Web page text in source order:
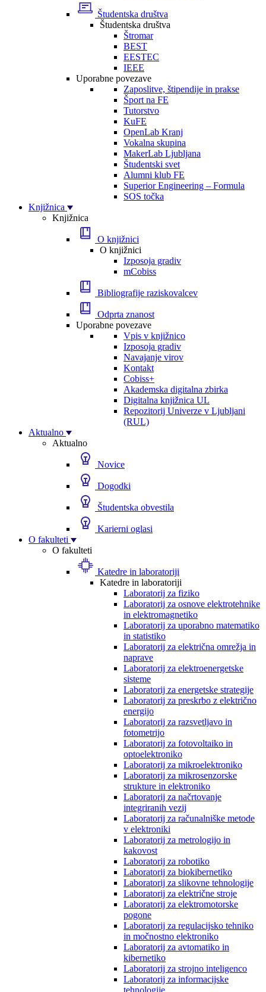
Študentska društva
Študentska društva
Štromar
BEST
EESTEC
IEEE
Uporabne povezave
Zaposlitve, štipendije in prakse
Šport na FE
Tutorstvo
KuFE
OpenLab Kranj
Vokalna skupina
MakerLab Ljubljana
Študentski svet
Alumni klub FE
Superior Engineering – Formula
SOS točka
Knjižnica
Knjižnica
O knjižnici
O knjižnici
Izposoja gradiv
mCobiss
Bibliografije raziskovalcev
Odprta znanost
Uporabne povezave
Vpis v knjižnico
Izposoja gradiv
Navajanje virov
Kontakt
Cobiss+
Akademska digitalna zbirka
Digitalna knjižnica UL
Repozitorij Univerze v Ljubljani
(RUL)
Aktualno
Aktualno
Novice
Dogodki
Študentska obvestila
Karierni oglasi
O fakulteti
O fakulteti
Katedre in laboratoriji
Katedre in laboratoriji
Laboratorij za fiziko
Laboratorij za osnove elektrotehnike
in elektromagnetiko
Laboratorij za uporabno matematiko
in statistiko
Laboratorij za električna omrežja in
naprave
Laboratorij za elektroenergetske
sisteme
Laboratorij za energetske strategije
Laboratorij za preskrbo z električno
energijo
Laboratorij za razsvetljavo in
fotometrijo
Laboratorij za fotovoltaiko in
optoelektroniko
Laboratorij za mikroelektroniko
Laboratorij za mikrosenzorske
strukture in elektroniko
Laboratorij za načrtovanje
integriranih vezij
Laboratorij za računalniške metode
v elektroniki
Laboratorij za metrologijo in
kakovost
Laboratorij za robotiko
Laboratorij za biokibernetiko
Laboratorij za slikovne tehnologije
Laboratorij za električne stroje
Laboratorij za elektromotorske
pogone
Laboratorij za regulacijsko tehniko
in močnostno elektroniko
Laboratorij za avtomatiko in
kibernetiko
Laboratorij za strojno inteligenco
Laboratorij za informacijske
tehnologije